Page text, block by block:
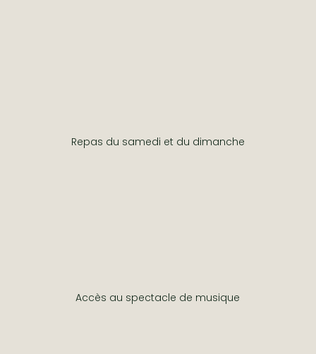
Repas du samedi et du dimanche
Accès au spectacle de musique